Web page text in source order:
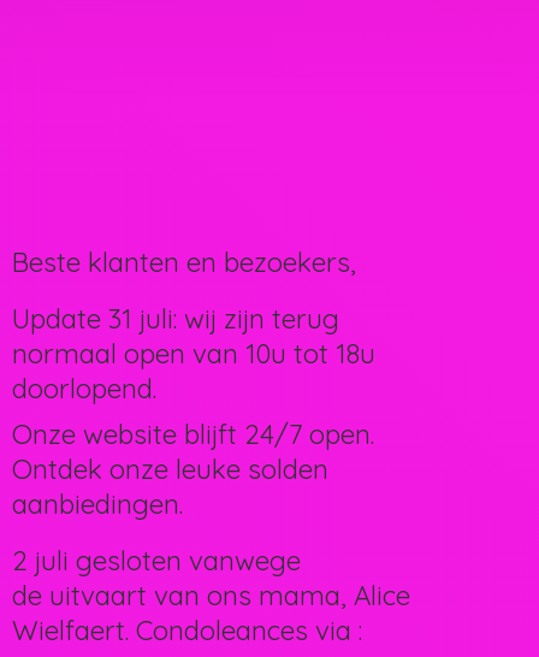
Beste klanten en bezoekers,
Update 31 juli: wij zijn terug
normaal open van 10u tot 18u
doorlopend.
Onze website blijft 24/7 open.
Ontdek onze leuke solden
aanbiedingen.
2 juli gesloten vanwege
de uitvaart van ons mama, Alice
Wielfaert. Condoleances via :